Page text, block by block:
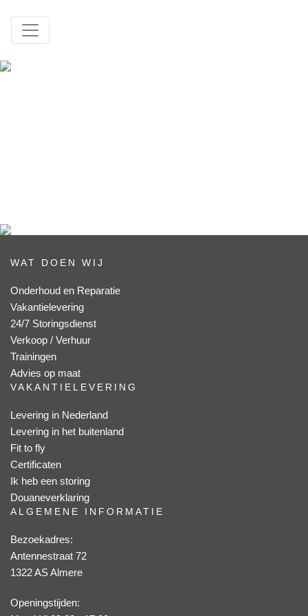
WAT DOEN WIJ
Onderhoud en Reparatie
Vakantielevering
24/7 Storingsdienst
Verkoop / Verhuur
Trainingen
Advies op maat
VAKANTIELEVERING
Levering in Nederland
Levering in het buitenland
Fit to fly
Certificaten
Ik heb een storing
Douaneverklaring
ALGEMENE INFORMATIE
Bezoekadres:
Antennestraat 72
1322 AS Almere
Openingstijden: